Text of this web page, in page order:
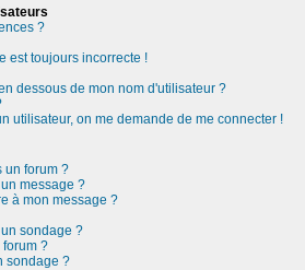
?
est toujours incorrecte !
dessous de mon nom d'utilisateur ?
utilisateur, on me demande de me connecter !
un forum ?
message ?
à mon message ?
sondage ?
?
sondage ?